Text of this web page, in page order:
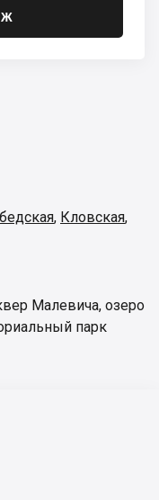
, Кловская,
Малевича, озеро
парк